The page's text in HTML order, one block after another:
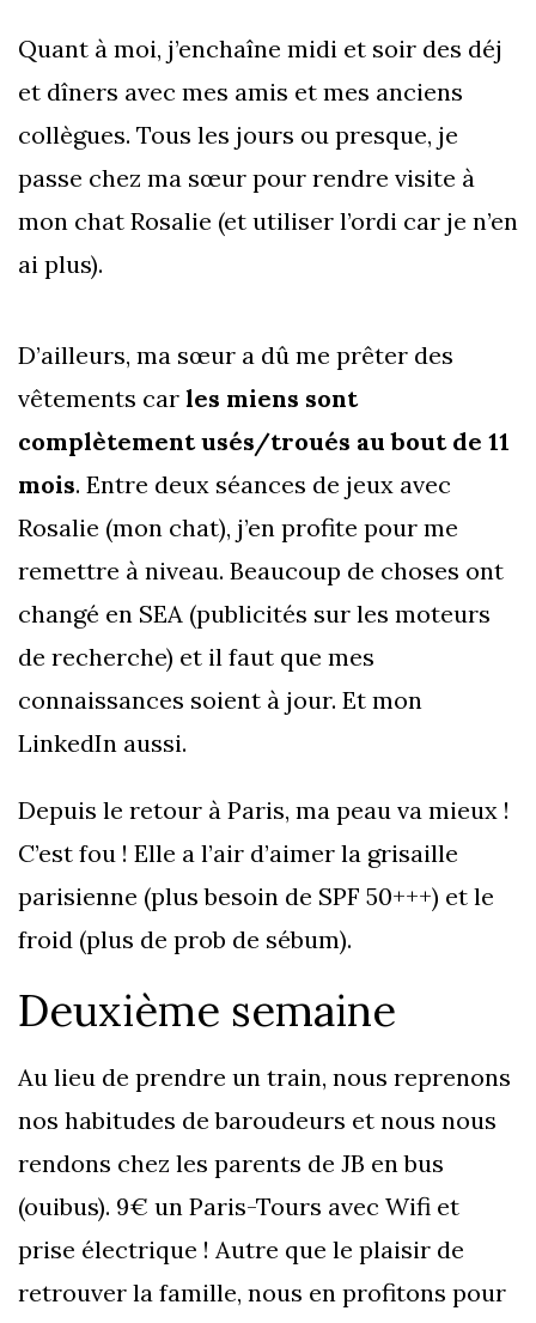
Quant à moi, j’enchaîne midi et soir des déj
et dîners avec mes amis et mes anciens
collègues. Tous les jours ou presque, je
passe chez ma sœur pour rendre visite à
mon chat Rosalie (et utiliser l’ordi car je n’en
ai plus).
D’ailleurs, ma sœur a dû me prêter des
vêtements car les miens sont
complètement usés/troués au bout de 11
mois. Entre deux séances de jeux avec
Rosalie (mon chat), j’en profite pour me
remettre à niveau. Beaucoup de choses ont
changé en SEA (publicités sur les moteurs
de recherche) et il faut que mes
connaissances soient à jour. Et mon
LinkedIn aussi.
Depuis le retour à Paris, ma peau va mieux !
C’est fou ! Elle a l’air d’aimer la grisaille
parisienne (plus besoin de SPF 50+++) et le
froid (plus de prob de sébum).
Deuxième semaine
Au lieu de prendre un train, nous reprenons
nos habitudes de baroudeurs et nous nous
rendons chez les parents de JB en bus
(ouibus). 9€ un Paris-Tours avec Wifi et
prise électrique ! Autre que le plaisir de
retrouver la famille, nous en profitons pour